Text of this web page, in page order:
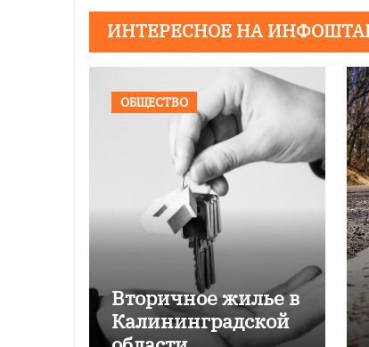
ИНТЕРЕСНОЕ НА
ОБЩЕСТВО
Вторичное жилье в
Калининградской